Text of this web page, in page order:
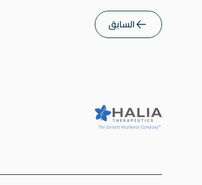
السابق